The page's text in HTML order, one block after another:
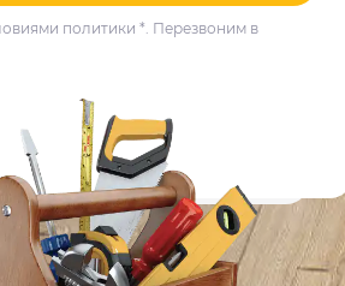
политики *. Перезвоним в